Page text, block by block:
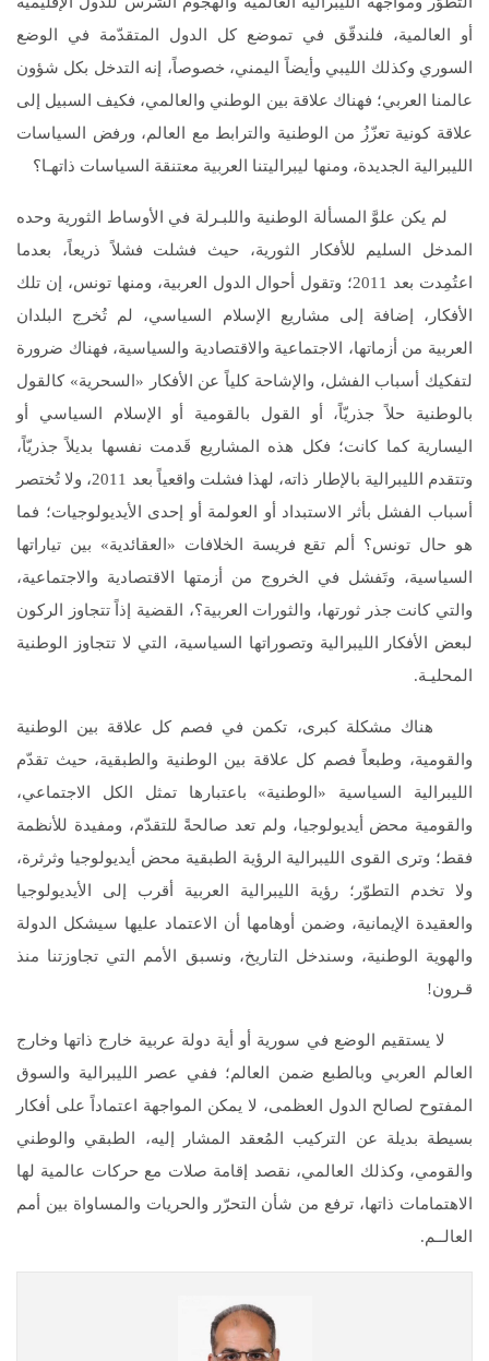
أو العالمية، فلندقّق في تموضع كل الدول المتقدّمة في الوضع
السوري وكذلك الليبي وأيضاً اليمني، خصوصاً، إنه التدخل بكل شؤون
عالمنا العربي؛ فهناك علاقة بين الوطني والعالمي، فكيف السبيل إلى
علاقة كونية تعزّزُ من الوطنية والترابط مع العالم، ورفض السياسات
الليبرالية الجديدة، ومنها ليبراليتنا العربية معتنقة السياسات ذاتهـا؟
لم يكن علوَّ المسألة الوطنية واللبـرلة في الأوساط الثورية وحده
المدخل السليم للأفكار الثورية، حيث فشلت فشلاً ذريعاً، بعدما
اعتُمِدت بعد 2011؛ وتقول أحوال الدول العربية، ومنها تونس، إن تلك
الأفكار، إضافة إلى مشاريع الإسلام السياسي، لم تُخرج البلدان
العربية من أزماتها، الاجتماعية والاقتصادية والسياسية، فهناك ضرورة
لتفكيك أسباب الفشل، والإشاحة كلياً عن الأفكار «السحرية» كالقول
بالوطنية حلاً جذريّاً، أو القول بالقومية أو الإسلام السياسي أو
اليسارية كما كانت؛ فكل هذه المشاريع قَدمت نفسها بديلاً جذريّاً،
وتتقدم الليبرالية بالإطار ذاته، لهذا فشلت واقعياً بعد 2011، ولا تُختصر
أسباب الفشل بأثر الاستبداد أو العولمة أو إحدى الأيديولوجيات؛ فما
هو حال تونس؟ ألم تقع فريسة الخلافات «العقائدية» بين تياراتها
السياسية، وتَفشل في الخروج من أزمتها الاقتصادية والاجتماعية،
والتي كانت جذر ثورتها، والثورات العربية؟، القضية إذاً تتجاوز الركون
لبعض الأفكار الليبرالية وتصوراتها السياسية، التي لا تتجاوز الوطنية
المحليـة.
هناك مشكلة كبرى، تكمن في فصم كل علاقة بين الوطنية
والقومية، وطبعاً فصم كل علاقة بين الوطنية والطبقية، حيث تقدّم
الليبرالية السياسية «الوطنية» باعتبارها تمثل الكل الاجتماعي،
والقومية محض أيديولوجيا، ولم تعد صالحةً للتقدّم، ومفيدة للأنظمة
فقط؛ وترى القوى الليبرالية الرؤية الطبقية محض أيديولوجيا وثرثرة،
ولا تخدم التطوّر؛ رؤية الليبرالية العربية أقرب إلى الأيديولوجيا
والعقيدة الإيمانية، وضمن أوهامها أن الاعتماد عليها سيشكل الدولة
والهوية الوطنية، وسندخل التاريخ، ونسبق الأمم التي تجاوزتنا منذ
قـرون!
لا يستقيم الوضع في سورية أو أية دولة عربية خارج ذاتها وخارج
العالم العربي وبالطبع ضمن العالم؛ ففي عصر الليبرالية والسوق
المفتوح لصالح الدول العظمى، لا يمكن المواجهة اعتماداً على أفكار
بسيطة بديلة عن التركيب المُعقد المشار إليه، الطبقي والوطني
والقومي، وكذلك العالمي، نقصد إقامة صلات مع حركات عالمية لها
الاهتمامات ذاتها، ترفع من شأن التحرّر والحريات والمساواة بين أمم
العالــم.